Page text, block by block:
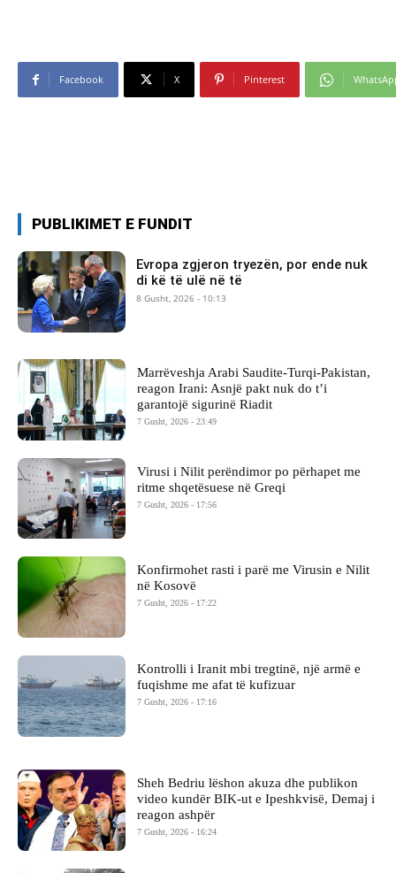
Facebook X Pinterest
PUBLIKIMET E FUNDIT
Evropa zgjeron tryezën, por ende nuk
di kë të ulë në të
8 Gusht, 2026 - 10:13
Marrëveshja Arabi Saudite-Turqi-Pakistan,
reagon Irani: Asnjë pakt nuk do t’i
garantojë sigurinë Riadit
7 Gusht, 2026 - 23:49
Virusi i Nilit perëndimor po përhapet me
ritme shqetësuese në Greqi
7 Gusht, 2026 - 17:56
Konfirmohet rasti i parë me Virusin e Nilit
në Kosovë
7 Gusht, 2026 - 17:22
Kontrolli i Iranit mbi tregtinë, një armë e
fuqishme me afat të kufizuar
7 Gusht, 2026 - 17:16
Sheh Bedriu lëshon akuza dhe publikon
video kundër BIK-ut e Ipeshkvisë, Demaj i
reagon ashpër
7 Gusht, 2026 - 16:24